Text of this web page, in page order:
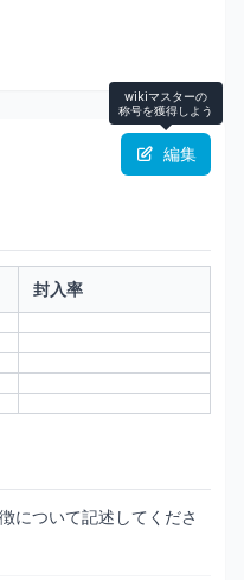
wikiマスターの
称号を獲得しよう
編集
封入率
について記述してくださ